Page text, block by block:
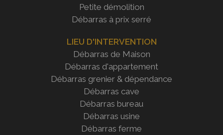
Petite démolition
Débarras à prix serré
LIEU D'INTERVENTION
Débarras de Maison
Débarras d'appartement
Débarras grenier & dépendance
Débarras cave
Débarras bureau
Débarras usine
Débarras ferme